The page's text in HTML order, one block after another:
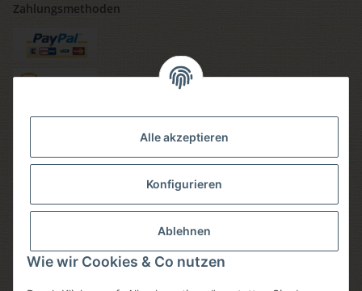
Alle akzeptieren
Konfigurieren
Ablehnen
Wie wir Cookies & Co nutzen
Zahlungsmethoden
Versandmethoden